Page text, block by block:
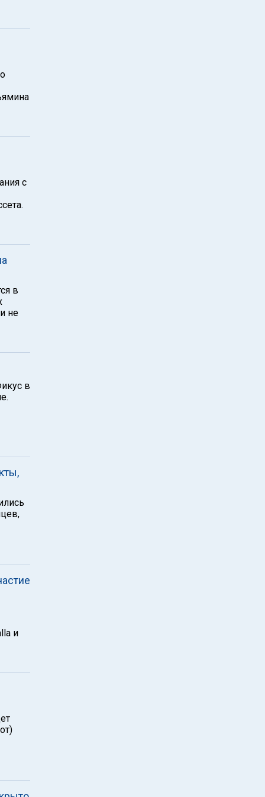
с
в
не
в
и